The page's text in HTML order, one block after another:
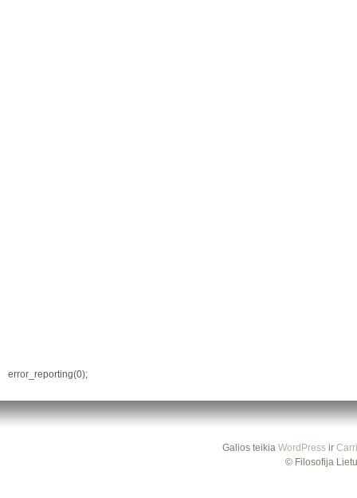
error_reporting(0);
Galios teikia WordPressir
© Filosofija